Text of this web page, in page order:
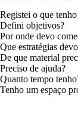
o que
objetivos?
onde devo
estratégias
que material
de ajuda?
tempo
um espaço